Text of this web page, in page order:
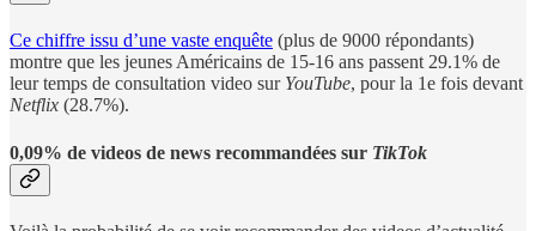
Ce chiffre issu d’une vaste enquête (plus de 9000 répondants)
montre que les jeunes Américains de 15-16 ans passent 29.1% de
leur temps de consultation video sur YouTube, pour la 1e fois devant
Netflix (28.7%).
0,09% de videos de news recommandées sur TikTok